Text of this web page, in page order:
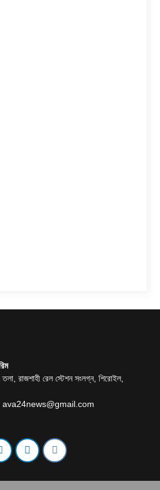
রাজশাহী রেল স্টেশন সংলগ্ন, শিরোইল,
ava24news@gmail.com